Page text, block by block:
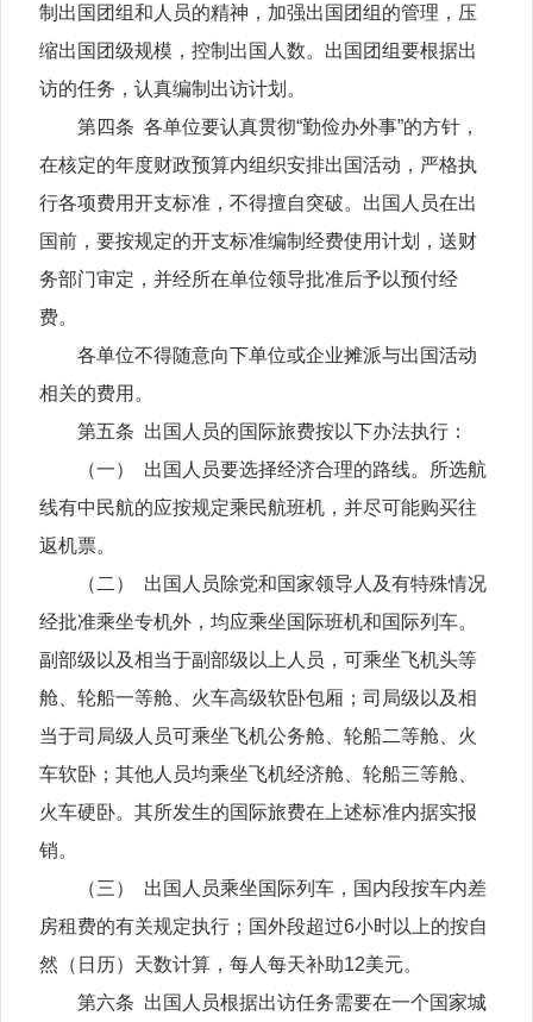
制出国团组和人员的精神，加强出国团组的管理，压
缩出国团级规模，控制出国人数。出国团组要根据出
访的任务，认真编制出访计划。
第四条 各单位要认真贯彻“勤俭办外事”的方针，
在核定的年度财政预算内组织安排出国活动，严格执
行各项费用开支标准，不得擅自突破。出国人员在出
国前，要按规定的开支标准编制经费使用计划，送财
务部门审定，并经所在单位领导批准后予以预付经
费。
各单位不得随意向下单位或企业摊派与出国活动
相关的费用。
第五条 出国人员的国际旅费按以下办法执行：
（一） 出国人员要选择经济合理的路线。所选航
线有中民航的应按规定乘民航班机，并尽可能购买往
返机票。
（二） 出国人员除党和国家领导人及有特殊情况
经批准乘坐专机外，均应乘坐国际班机和国际列车。
副部级以及相当于副部级以上人员，可乘坐飞机头等
舱、轮船一等舱、火车高级软卧包厢；司局级以及相
当于司局级人员可乘坐飞机公务舱、轮船二等舱、火
车软卧；其他人员均乘坐飞机经济舱、轮船三等舱、
火车硬卧。其所发生的国际旅费在上述标准内据实报
销。
（三） 出国人员乘坐国际列车，国内段按车内差
房租费的有关规定执行；国外段超过6小时以上的按自
然（日历）天数计算，每人每天补助12美元。
第六条 出国人员根据出访任务需要在一个国家城